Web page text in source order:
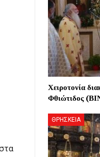
Χειροτονία
Φθιώτιδος
ΘΡΗΣΚΕΙΑ